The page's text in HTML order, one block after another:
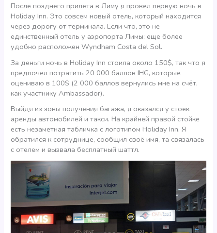
После позднего прилета в Лиму я провел первую ночь в
Holiday Inn. Это совсем новый отель, который находится
через дорогу от терминала. Если что, это не
единственный отель у аэропорта Лимы: еще более
удобно расположен Wyndham Costa del Sol.
За деньги ночь в Holiday Inn стоила около 150$, так что я
предпочел потратить 20 000 баллов IHG, которые
оцениваю в 100$ (2 000 баллов вернулись мне на счёт,
как участнику Ambassador).
Выйдя из зоны получения багажа, я оказался у стоек
аренды автомобилей и такси. На крайней правой стойке
есть незаметная табличка с логотипом Holiday Inn. Я
обратился к сотруднице, сообщил своё имя, та связалась
с отелем и вызвала бесплатный шаттл.